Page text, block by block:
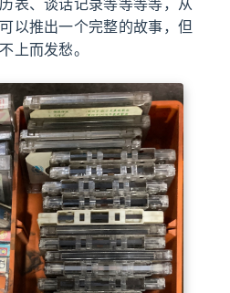
以推出一个完整的故事，但
上而发愁。